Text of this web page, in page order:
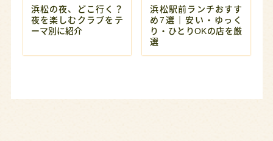
浜松の夜、どこ行く？
夜を楽しむクラブをテ
ーマ別に紹介
浜松駅前ランチおすす
め7選｜安い・ゆっく
り・ひとりOKの店を厳
選